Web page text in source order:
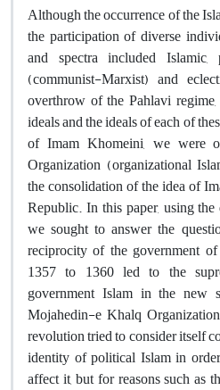
Although the occurrence of the
the participation of diverse
and spectra included Islamic,
(communist-Marxist) and
overthrow of the Pahlavi
ideals and the ideals of each of
of Imam Khomeini, we were
Organization (organizational
the consolidation of the idea of
Republic. In this paper, using
we sought to answer the
reciprocity of the government
1357 to 1360 led to the
government Islam in the new
Mojahedin-e Khalq
revolution tried to consider itself
identity of political Islam in
affect it, but for reasons such as